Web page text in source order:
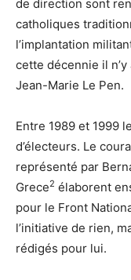
de direction sont
catholiques
l’implantation
cette décennie il
Jean-Marie Le Pen.
Entre 1989 et 1999
d’électeurs. Le
représenté par
Grece2 élaborent
pour le Front
l’initiative de rien,
rédigés pour lui.